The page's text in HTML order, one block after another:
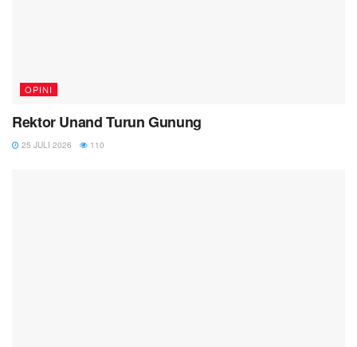
OPINI
Rektor Unand Turun Gunung
25 JULI 2026 110